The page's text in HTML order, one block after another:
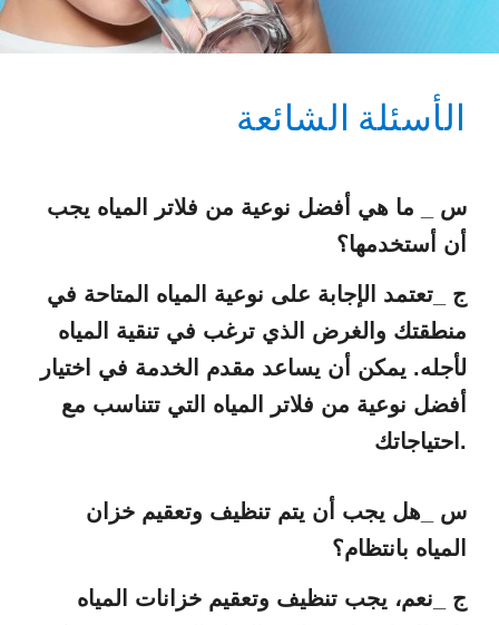
الأسئلة الشائعة
س _ ما هي أفضل نوعية من فلاتر المياه يجب
أن أستخدمها؟
ج _تعتمد الإجابة على نوعية المياه المتاحة في
منطقتك والغرض الذي ترغب في تنقية المياه
لأجله. يمكن أن يساعد مقدم الخدمة في اختيار
أفضل نوعية من فلاتر المياه التي تتناسب مع
احتياجاتك.
س _هل يجب أن يتم تنظيف وتعقيم خزان
المياه بانتظام؟
ج _نعم، يجب تنظيف وتعقيم خزانات المياه